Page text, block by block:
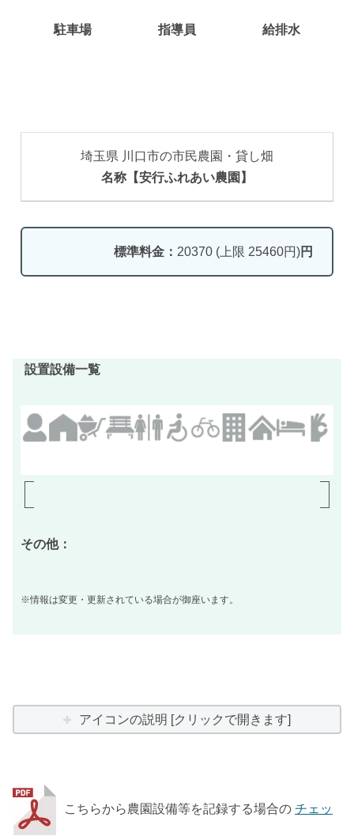
駐車場 指導員 給排水
埼玉県 川口市の市民農園・貸し畑
名称【安行ふれあい農園】
標準料金： 20370 (上限 25460円)円
設置設備一覧
その他：
※情報は変更・更新されている場合が御座います。
アイコンの説明 [クリックで開きます]
こちらから農園設備等を記録する場合の チェッ